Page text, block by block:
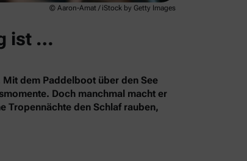
© Aaron-Amat / iStock by Getty Images
ist …
dem Paddelboot über den See
Doch manchmal macht er
Tropennächte den Schlaf rauben,